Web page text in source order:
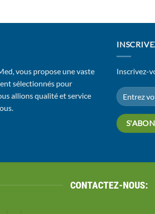
vous propose une vaste
sélectionnés pour
allions qualité et service
Inscrivez-
CONTACTEZ-NOUS: